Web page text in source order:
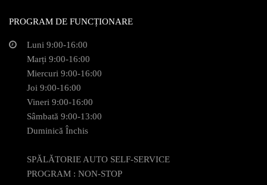
PROGRAM DE FUNCȚIONARE
Luni 9:00-16:00
Marți 9:00-16:00
Miercuri 9:00-16:00
Joi 9:00-16:00
Vineri 9:00-16:00
Sâmbată 9:00-13:00
Duminică Închis
SPĂLĂTORIE AUTO SELF-SERVICE
PROGRAM : NON-STOP